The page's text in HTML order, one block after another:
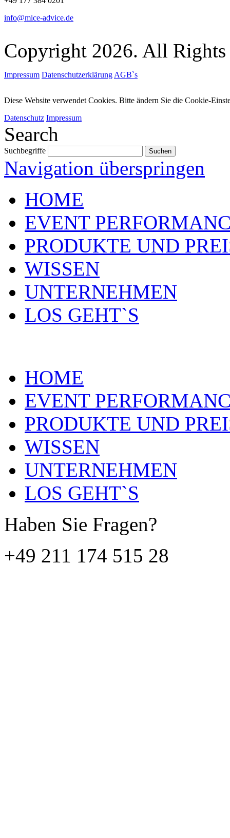
info@mice-advice.de
Copyright 2026. All Rights
Impressum Datenschutzerklärung AGB`s
Diese Website verwendet Cookies. Bitte ändern Sie die Cookie-
Datenschutz Impressum
Search
Suchbegriffe
Navigation überspringen
HOME
EVENT
PRODUKTE UND
WISSEN
UNTERNEHMEN
LOS GEHT`S
HOME
EVENT
PRODUKTE UND
WISSEN
UNTERNEHMEN
LOS GEHT`S
Haben Sie Fragen?
+49 211 174 515 28